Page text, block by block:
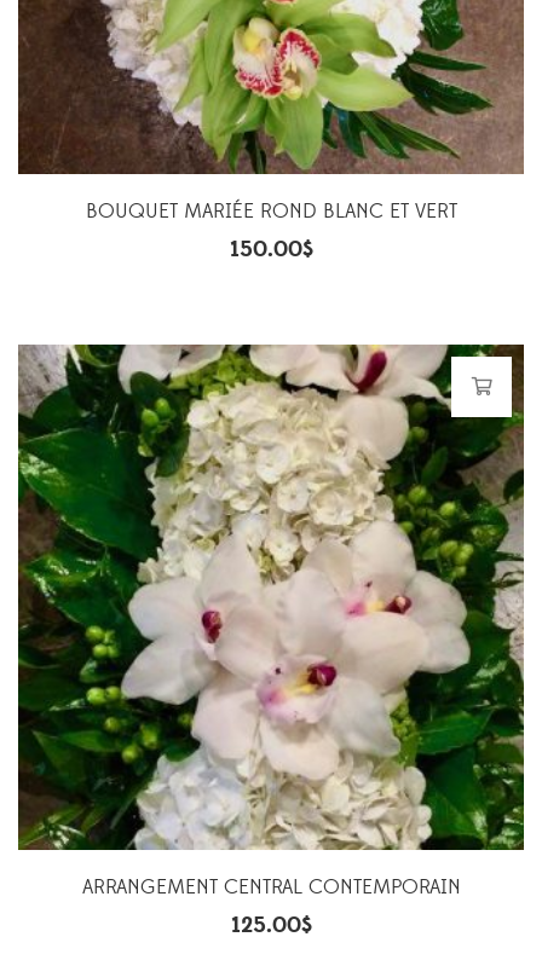
BOUQUET MARIÉE ROND BLANC ET VERT
150.00$
ARRANGEMENT CENTRAL CONTEMPORAIN
125.00$